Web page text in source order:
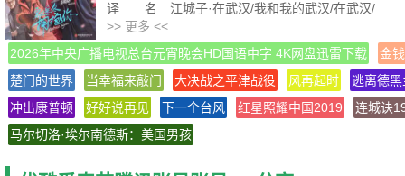
译 名 江城子·在武汉/我和我的武汉/在武汉/
拥抱你·在武汉/Embrace Again
片 名 穿过寒冬拥抱你
产 地 中国大陆
类 别 剧情/爱情
语 言 汉语普通话/武汉方言
字 幕 中文字幕
上映日期 2021-12-31(中国大陆)
>> 更多 <<
2026年中央广播电视总台元宵晚会HD国语中字 4K网盘迅雷下载
金
楚门的世界
当幸福来敲门 大决战之平津战役 风再起时
逃离德黑
冲出康普顿
好好说再见 下一个台风 红星照耀中国2019
连城诀
马尔切洛·埃尔南德斯：美国男孩